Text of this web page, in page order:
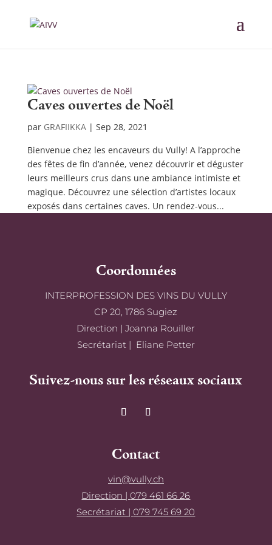
Caves ouvertes de Noël
par GRAFIIKKA| Sep 28, 2021
Bienvenue chez les encaveurs du Vully! A l’approche
des fêtes de fin d’année, venez découvrir et déguster
leurs meilleurs crus dans une ambiance intimiste et
magique. Découvrez une sélection d’artistes locaux
exposés dans certaines caves. Un rendez-vous...
Coordonnées
INTERPROFESSION DES VINS DU VULLY
CP 20, 1786 Sugiez
Direction | Joanna Rouiller
Secrétariat | Eliane Petter
Suivez-nous sur les réseaux sociaux
Contact
vin@vully.ch
Direction |079 461 66 26
Secrétariat |079 745 69 20